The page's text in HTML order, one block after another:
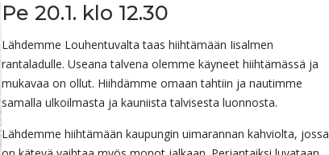
Pe 20.1. klo 12.30
Lähdemme Louhentuvalta taas hiihtämään Iisalmen
rantaladulle. Useana talvena olemme käyneet hiihtämässä ja
mukavaa on ollut. Hiihdämme omaan tahtiin ja nautimme
samalla ulkoilmasta ja kauniista talvisesta luonnosta.
Lähdemme hiihtämään kaupungin uimarannan kahviolta, jossa